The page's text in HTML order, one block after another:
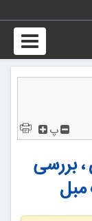
پ
، بررسی